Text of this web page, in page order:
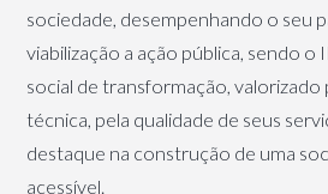
sociedade, desempenhando o seu
viabilização a ação pública, sendo o
social de transformação, valorizado
técnica, pela qualidade de seus
destaque na construção de uma
acessível.